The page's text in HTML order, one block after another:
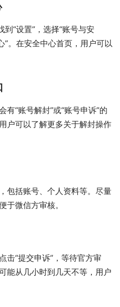
到“设置”，选择“账号与安
”。在安全中心首页，用户可以
“账号解封”或“账号申诉”的
户可以了解更多关于解封操作
包括账号、个人资料等。尽量
于微信方审核。
击“提交申诉”，等待官方审
能从几小时到几天不等，用户